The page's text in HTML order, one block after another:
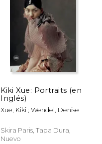
15%
dcto.
Kiki Xue: Portraits (en
Inglés)
Xue, Kiki ; Wendel, Denise
Skira Paris, Tapa Dura,
Nuevo